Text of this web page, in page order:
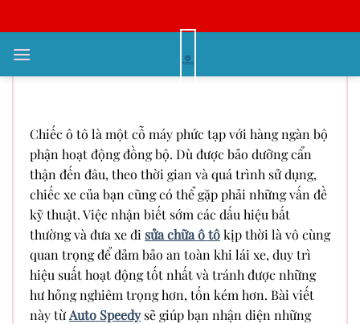
qua
nội
Khi nào bạn nên mang xe đi sửa
Chiếc ô tô là một cỗ máy phức tạp với hàng ngàn bộ
phận hoạt động đồng bộ. Dù được bảo dưỡng cẩn
thận đến đâu, theo thời gian và quá trình sử dụng,
chiếc xe của bạn cũng có thể gặp phải những vấn đề
kỹ thuật. Việc nhận biết sớm các dấu hiệu bất
thường và đưa xe đi sửa chữa ô tôkịp thời là vô cùng
quan trọng để đảm bảo an toàn khi lái xe, duy trì
hiệu suất hoạt động tốt nhất và tránh được những
hư hỏng nghiêm trọng hơn, tốn kém hơn. Bài viết
này từAuto Speedysẽ giúp bạn nhận diện những